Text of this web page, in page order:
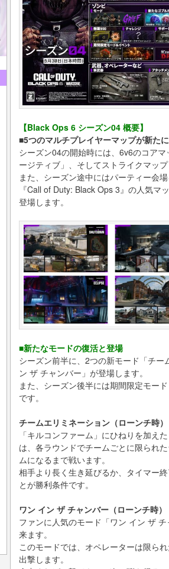
【Black Ops 6 シーズン04 概要】
■5つのマルチプレイヤーマップが新た
シーズン04の開始時には、6v6のコア
ージティブ」、そしてストライクマッ
また、シーズン途中にはパーティー会
『Call of Duty: Black Ops 3』の人気マ
登場します。
■新たなモードの復活と登場
シーズン前半に、2つの新モード「チー
ン ザ チャンバー」が登場します。
また、シーズン後半には期間限定モー
です。
チームエリミネーション（ローンチ時）
「キルコンファーム」にひねりを加え
は、各ラウンドでチームごとに限られ
ムになるまで戦います。
相手より長く生き延びるか、タイマー
とが勝利条件です。
ワン イン ザ チャンバー（ローンチ時）
ファンに人気のモード「ワン イン ザ
来ます。
このモードでは、オペレーターは限ら
出撃します。